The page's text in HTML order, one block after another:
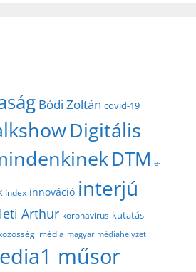
Bódi Zoltán covid-19
Digitális
DTM e-
Index innováció interjú
Arthur koronavírus kutatás
média magyar médiahelyzet
műsor